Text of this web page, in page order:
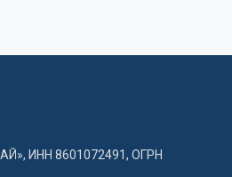
ИНН 8601072491, ОГРН